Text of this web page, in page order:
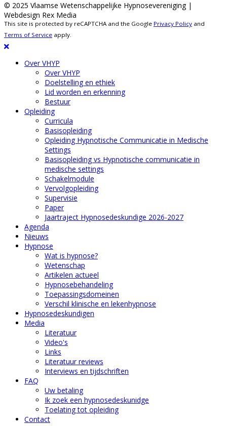
© 2025 Vlaamse Wetenschappelijke Hypnosevereniging |
Webdesign Rex Media
This site is protected by reCAPTCHA and the Google Privacy Policy and
Terms of Service apply.
Over VHYP
Over VHYP
Doelstelling en ethiek
Lid worden en erkenning
Bestuur
Opleiding
Curricula
Basisopleiding
Opleiding Hypnotische Communicatie in Medische
Settings
Basisopleiding vs Hypnotische communicatie in
medische settings
Schakelmodule
Vervolgopleiding
Supervisie
Paper
Jaartraject Hypnosedeskundige 2026-2027
Agenda
Nieuws
Hypnose
Wat is hypnose?
Wetenschap
Artikelen actueel
Hypnosebehandeling
Toepassingsdomeinen
Verschil klinische en lekenhypnose
Hypnosedeskundigen
Media
Literatuur
Video's
Links
Literatuur reviews
Interviews en tijdschriften
FAQ
Uw betaling
Ik zoek een hypnosedeskunidge
Toelating tot opleiding
Contact